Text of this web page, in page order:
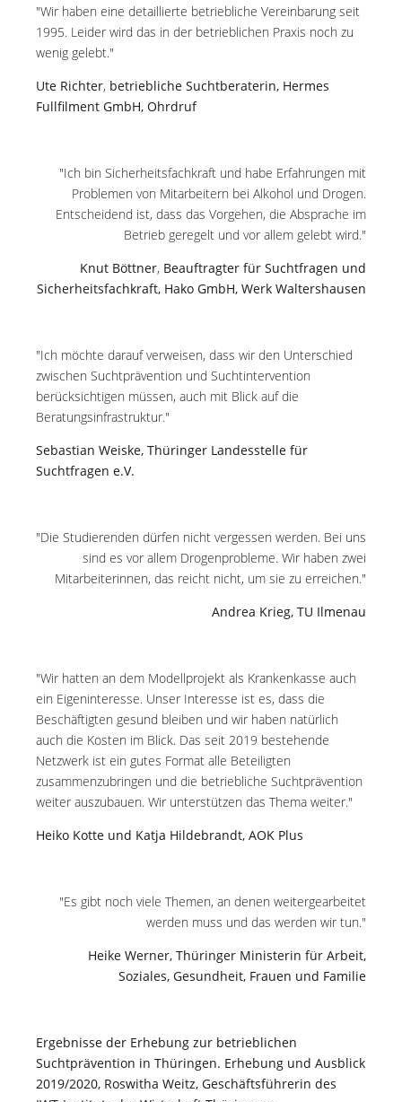
"Wir haben eine detaillierte betriebliche Vereinbarung seit
1995. Leider wird das in der betrieblichen Praxis noch zu
wenig gelebt."
Ute Richter, betriebliche Suchtberaterin, Hermes
Fullfilment GmbH, Ohrdruf
"Ich bin Sicherheitsfachkraft und habe Erfahrungen mit
Problemen von Mitarbeitern bei Alkohol und Drogen.
Entscheidend ist, dass das Vorgehen, die Absprache im
Betrieb geregelt und vor allem gelebt wird."
Knut Böttner, Beauftragter für Suchtfragen und
Sicherheitsfachkraft, Hako GmbH, Werk Waltershausen
"Ich möchte darauf verweisen, dass wir den Unterschied
zwischen Suchtprävention und Suchtintervention
berücksichtigen müssen, auch mit Blick auf die
Beratungsinfrastruktur."
Sebastian Weiske, Thüringer Landesstelle für
Suchtfragen e.V.
"Die Studierenden dürfen nicht vergessen werden. Bei uns
sind es vor allem Drogenprobleme. Wir haben zwei
Mitarbeiterinnen, das reicht nicht, um sie zu erreichen."
Andrea Krieg, TU Ilmenau
"Wir hatten an dem Modellprojekt als Krankenkasse auch
ein Eigeninteresse. Unser Interesse ist es, dass die
Beschäftigten gesund bleiben und wir haben natürlich
auch die Kosten im Blick. Das seit 2019 bestehende
Netzwerk ist ein gutes Format alle Beteiligten
zusammenzubringen und die betriebliche Suchtprävention
weiter auszubauen. Wir unterstützen das Thema weiter."
Heiko Kotte und Katja Hildebrandt, AOK Plus
"Es gibt noch viele Themen, an denen weitergearbeitet
werden muss und das werden wir tun."
Heike Werner, Thüringer Ministerin für Arbeit,
Soziales, Gesundheit, Frauen und Familie
Ergebnisse der Erhebung zur betrieblichen
Suchtprävention in Thüringen. Erhebung und Ausblick
2019/2020, Roswitha Weitz, Geschäftsführerin des